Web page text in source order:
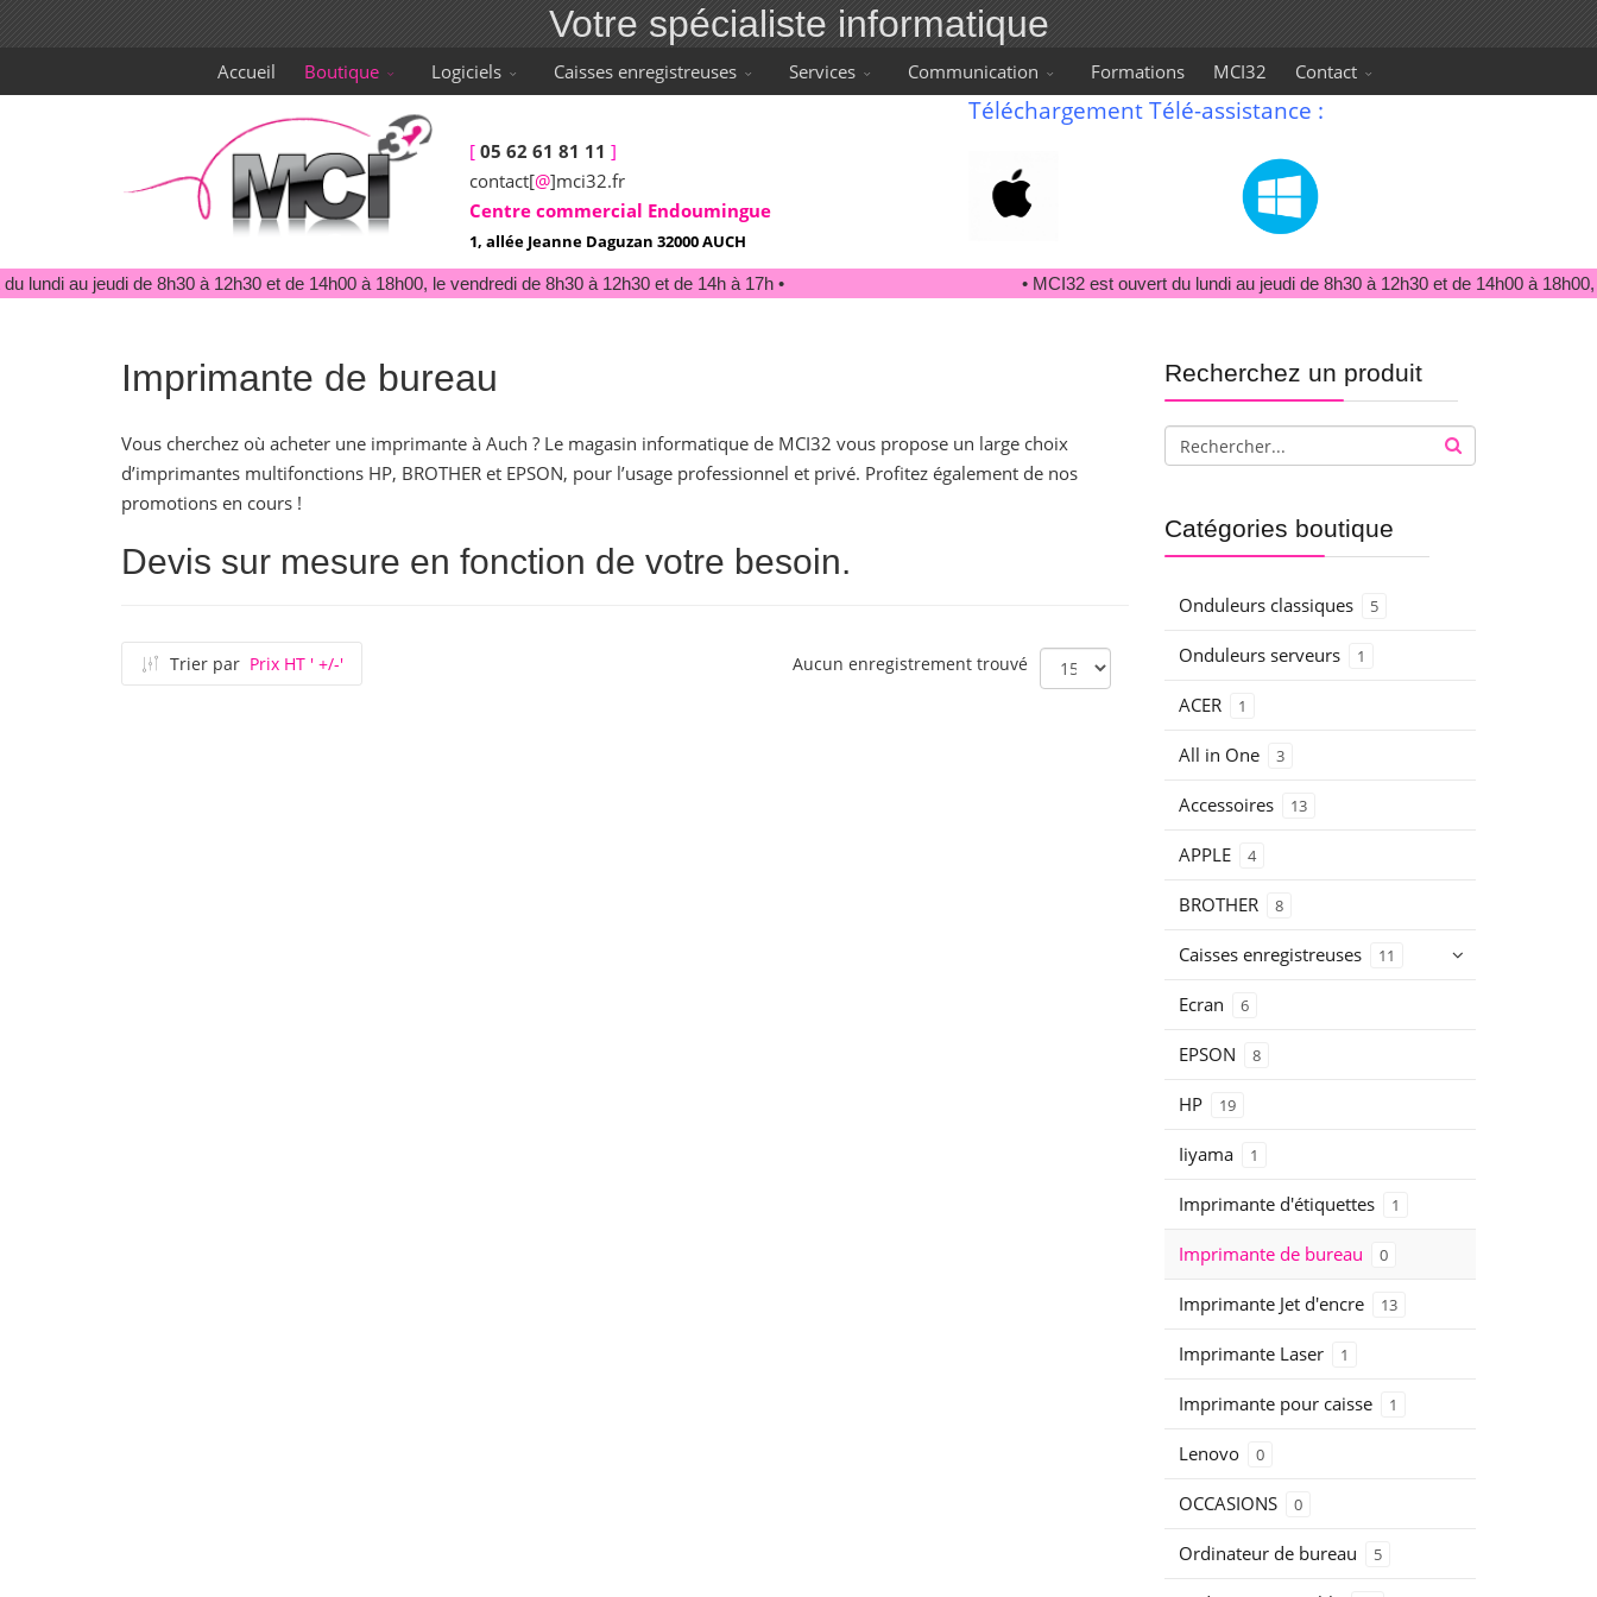
Votre spécialiste informatique
Accueil Boutique Logiciels Caisses enregistreuses Services Communication Formations MCI32 Contact
[ 05 62 61 81 11 ]
contact[@]mci32.fr
Centre commercial Endoumingue
1, allée Jeanne Daguzan 32000 AUCH
Téléchargement Télé-assistance :
lundi au jeudi de 8h30 à 12h30 et de 14h00 à 18h00, le vendredi de 8h30 à 12h30 et de 14h à 17h • • MCI32 est ouvert du lundi au jeudi de 8h30 à 12h30 et de 14h00 à
Imprimante de bureau
Vous cherchez où acheter une imprimante à Auch ? Le magasin informatique de MCI32 vous propose un large choix
d’imprimantes multifonctions HP, BROTHER et EPSON, pour l’usage professionnel et privé. Profitez également de nos
promotions en cours !
Devis sur mesure en fonction de votre besoin.
Trier par Prix HT ' +/-' Aucun enregistrement trouvé
Recherchez un produit
Catégories boutique
Onduleurs classiques 5
Onduleurs serveurs 1
ACER 1
All in One 3
Accessoires 13
APPLE 4
BROTHER 8
Caisses enregistreuses 11
Ecran 6
EPSON 8
HP 19
Iiyama 1
Imprimante d'étiquettes 1
Imprimante de bureau 0
Imprimante Jet d'encre 13
Imprimante Laser 1
Imprimante pour caisse 1
Lenovo 0
OCCASIONS 0
Ordinateur de bureau 5